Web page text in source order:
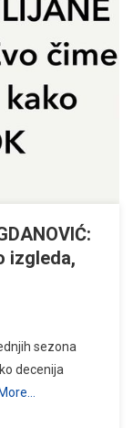
izgleda,
sezona
decenija